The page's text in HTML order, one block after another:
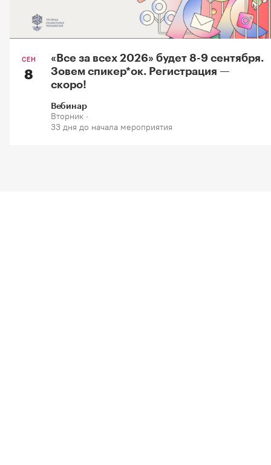
СЕН
8
«Все за всех 2026» будет 8-9 сентября.
Зовем спикер*oк. Регистрация —
скоро!
Вебинар
Вторник ·
33 дня до начала мероприятия